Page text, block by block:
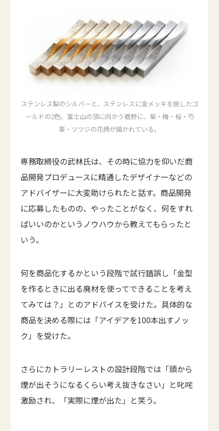
ステンレス製のシルバーと、ステンレスに金メッキを施したゴ
ールドの2色。富士山の頂に向かう裾野に、菊・梅・桜・芍
薬・ツツジの花柄が描かれている。
専務取締役の武林氏は、その時に協力を仰いだ商
品開発プロデュースに精通したデザイナーなどの
アドバイザーに大変助けられたと話す。商品開発
に応募したものの、やったことがなく、何をすれ
ばいいのかというノウハウから教えてもらったと
いう。
何を商品化するかという段階で試行錯誤し「金型
を作るときに出る廃材を使ってできることを考え
てみては？」とのアドバイスを受けた。具体的な
商品を決める際には「アイデアを100本出すノッ
ク」を受けた。
さらにカトラリーレストの設計段階では「頭から
煙が出そうになるくらい考え抜きなさい」と叱咤
激励され、「実際に煙が出た」と笑う。